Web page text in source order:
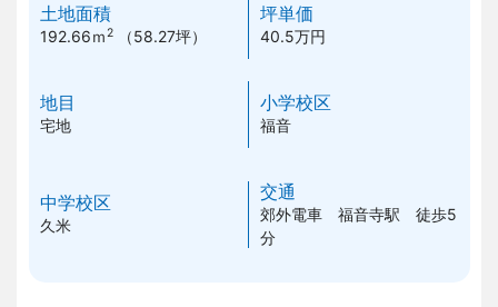
土地面積
192.66ｍ 2（58.27坪）
坪単価
40.5万円
地目
宅地
小学校区
福音
中学校区
久米
交通
郊外電車 福音寺駅 徒歩5
分